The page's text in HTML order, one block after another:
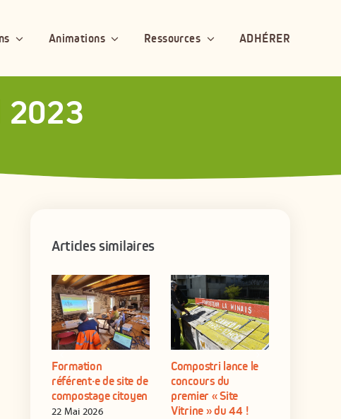
Animations Ressources ADHÉRER
2023
Articles similaires
Formation
référent·e de site de
compostage citoyen
22 Mai 2026
Compostri lance le
concours du
premier « Site
Vitrine » du 44 !